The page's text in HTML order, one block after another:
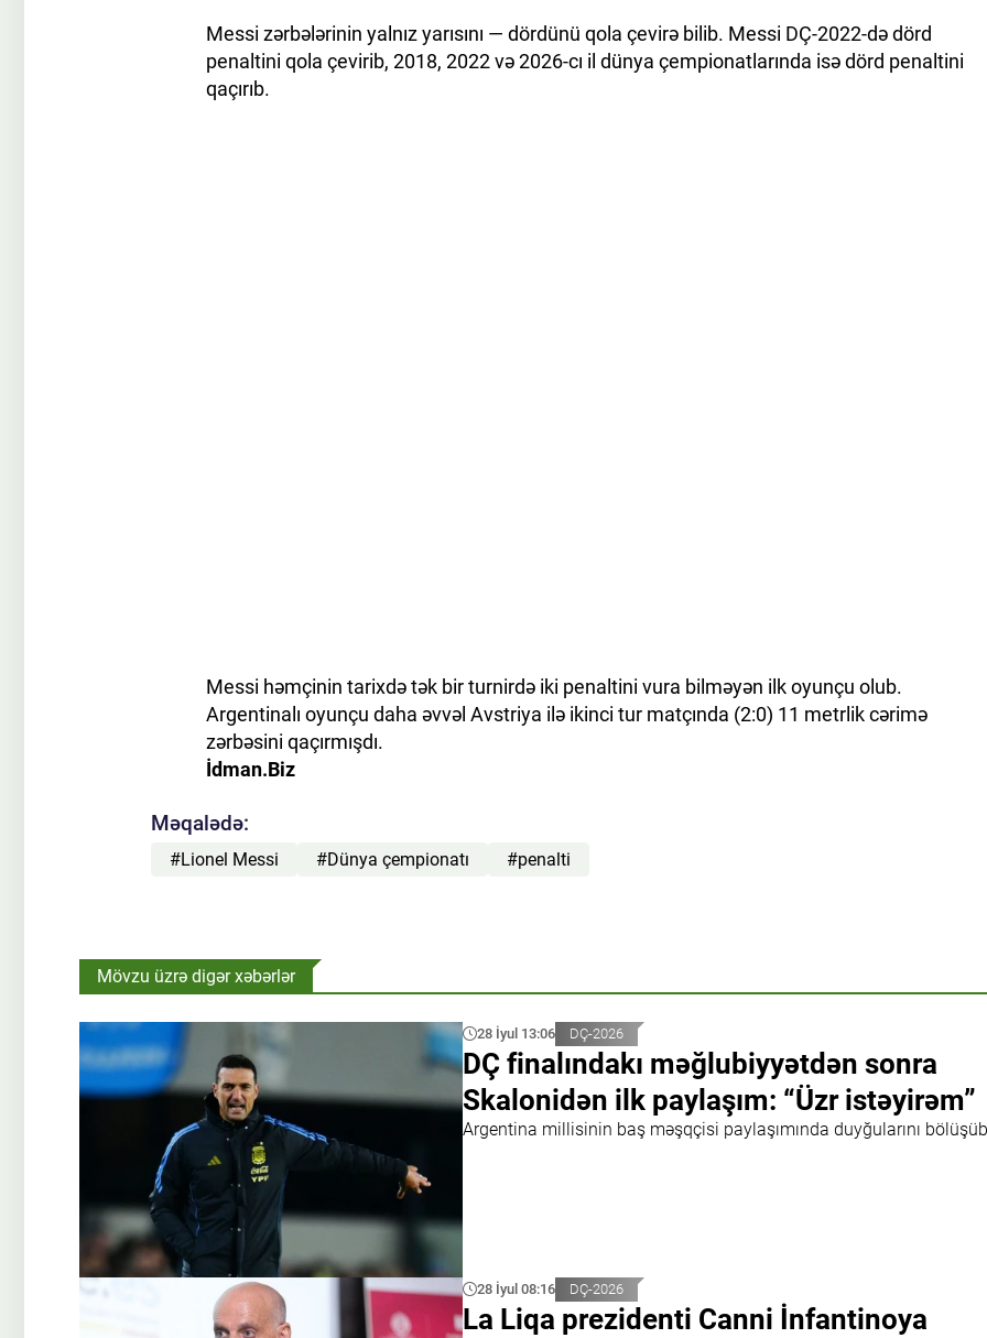
Messi zərbələrinin yalnız yarısını — dördünü qola çevirə bilib. Messi DÇ-2022-də dörd
penaltini qola çevirib, 2018, 2022 və 2026-cı il dünya çempionatlarında isə dörd penaltini
qaçırıb.
Messi həmçinin tarixdə tək bir turnirdə iki penaltini vura bilməyən ilk oyunçu olub.
Argentinalı oyunçu daha əvvəl Avstriya ilə ikinci tur matçında (2:0) 11 metrlik cərimə
zərbəsini qaçırmışdı.
İdman.Biz
Məqalədə:
#Lionel Messi #Dünya çempionatı #penalti
Mövzu üzrə digər xəbərlər
28 İyul 13:06 DÇ-2026
DÇ finalındakı məğlubiyyətdən sonra
Skalonidən ilk paylaşım: “Üzr istəyirəm”
Argentina millisinin baş məşqçisi paylaşımında duyğularını bölüşüb
28 İyul 08:16 DÇ-2026
La Liqa prezidenti Canni İnfantinoya